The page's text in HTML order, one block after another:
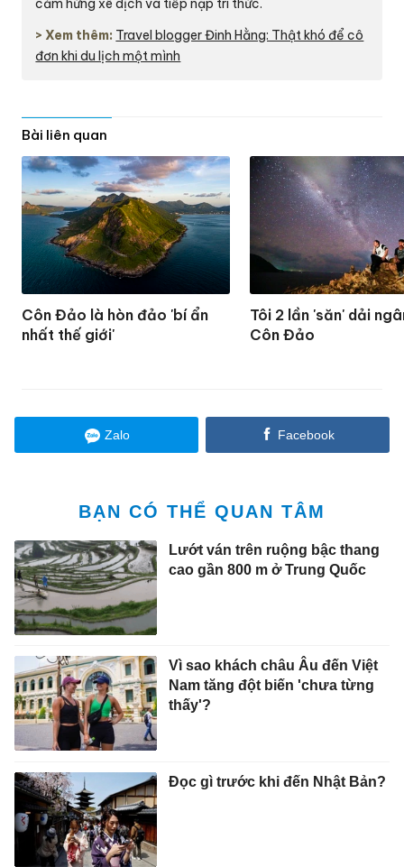
> Xem thêm: Travel blogger Đinh Hằng: Thật khó để cô
đơn khi du lịch một mình
Bài liên quan
Côn Đảo là hòn đảo 'bí ẩn
nhất thế giới'
Tôi 2 lần 'săn' dải
Côn Đảo
Zalo Facebook
BẠN CÓ THỂ QUAN TÂM
Lướt ván trên ruộng bậc thang
cao gần 800 m ở Trung Quốc
Vì sao khách châu Âu đến Việt
Nam tăng đột biến 'chưa từng
thấy'?
Đọc gì trước khi đến Nhật Bản?